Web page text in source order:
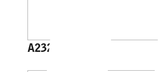
A23250